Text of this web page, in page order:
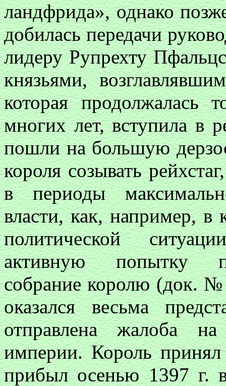
ландфрида», однако
добилась передачи
лидеру Рупрехту
князьями,
которая продолжалась
многих лет, вступила
пошли на большую
короля созывать
в периоды
власти, как, например,
политической
активную попытку
собрание королю (док.
оказался весьма
отправлена жалоба
империи. Король
прибыл осенью 1397 г.